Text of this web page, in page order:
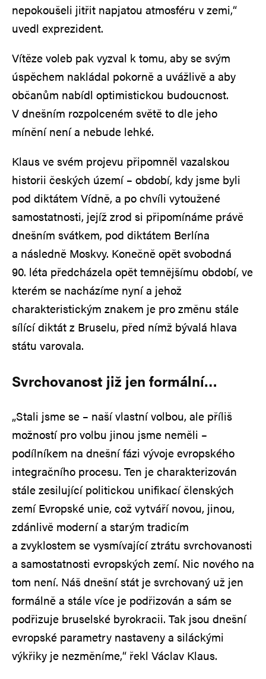
nepokoušeli jitřit napjatou atmosféru v zemi,“
uvedl exprezident.
Vítěze voleb pak vyzval k tomu, aby se svým
úspěchem nakládal pokorně a uvážlivě a aby
občanům nabídl optimistickou budoucnost.
V dnešním rozpolceném světě to dle jeho
mínění není a nebude lehké.
Klaus ve svém projevu připomněl vazalskou
historii českých území – období, kdy jsme byli
pod diktátem Vídně, a po chvíli vytoužené
samostatnosti, jejíž zrod si připomínáme právě
dnešním svátkem, pod diktátem Berlína
a následně Moskvy. Konečně opět svobodná
90. léta předcházela opět temnějšímu období, ve
kterém se nacházíme nyní a jehož
charakteristickým znakem je pro změnu stále
sílící diktát z Bruselu, před nímž bývalá hlava
státu varovala.
Svrchovanost již jen formální…
„Stali jsme se – naší vlastní volbou, ale příliš
možností pro volbu jinou jsme neměli –
podílníkem na dnešní fázi vývoje evropského
integračního procesu. Ten je charakterizován
stále zesilující politickou unifikací členských
zemí Evropské unie, což vytváří novou, jinou,
zdánlivě moderní a starým tradicím
a zvyklostem se vysmívající ztrátu svrchovanosti
a samostatnosti evropských zemí. Nic nového na
tom není. Náš dnešní stát je svrchovaný už jen
formálně a stále více je podřizován a sám se
podřizuje bruselské byrokracii. Tak jsou dnešní
evropské parametry nastaveny a siláckými
výkřiky je nezměníme,“ řekl Václav Klaus.